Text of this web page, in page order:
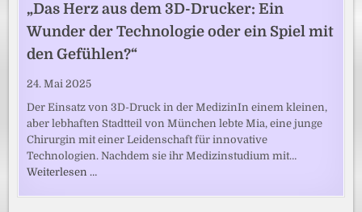
„Das Herz aus dem 3D-Drucker: Ein
Wunder der Technologie oder ein Spiel mit
den Gefühlen?“
24. Mai 2025
Der Einsatz von 3D-Druck in der MedizinIn einem kleinen,
aber lebhaften Stadtteil von München lebte Mia, eine junge
Chirurgin mit einer Leidenschaft für innovative
Technologien. Nachdem sie ihr Medizinstudium mit…
Weiterlesen …